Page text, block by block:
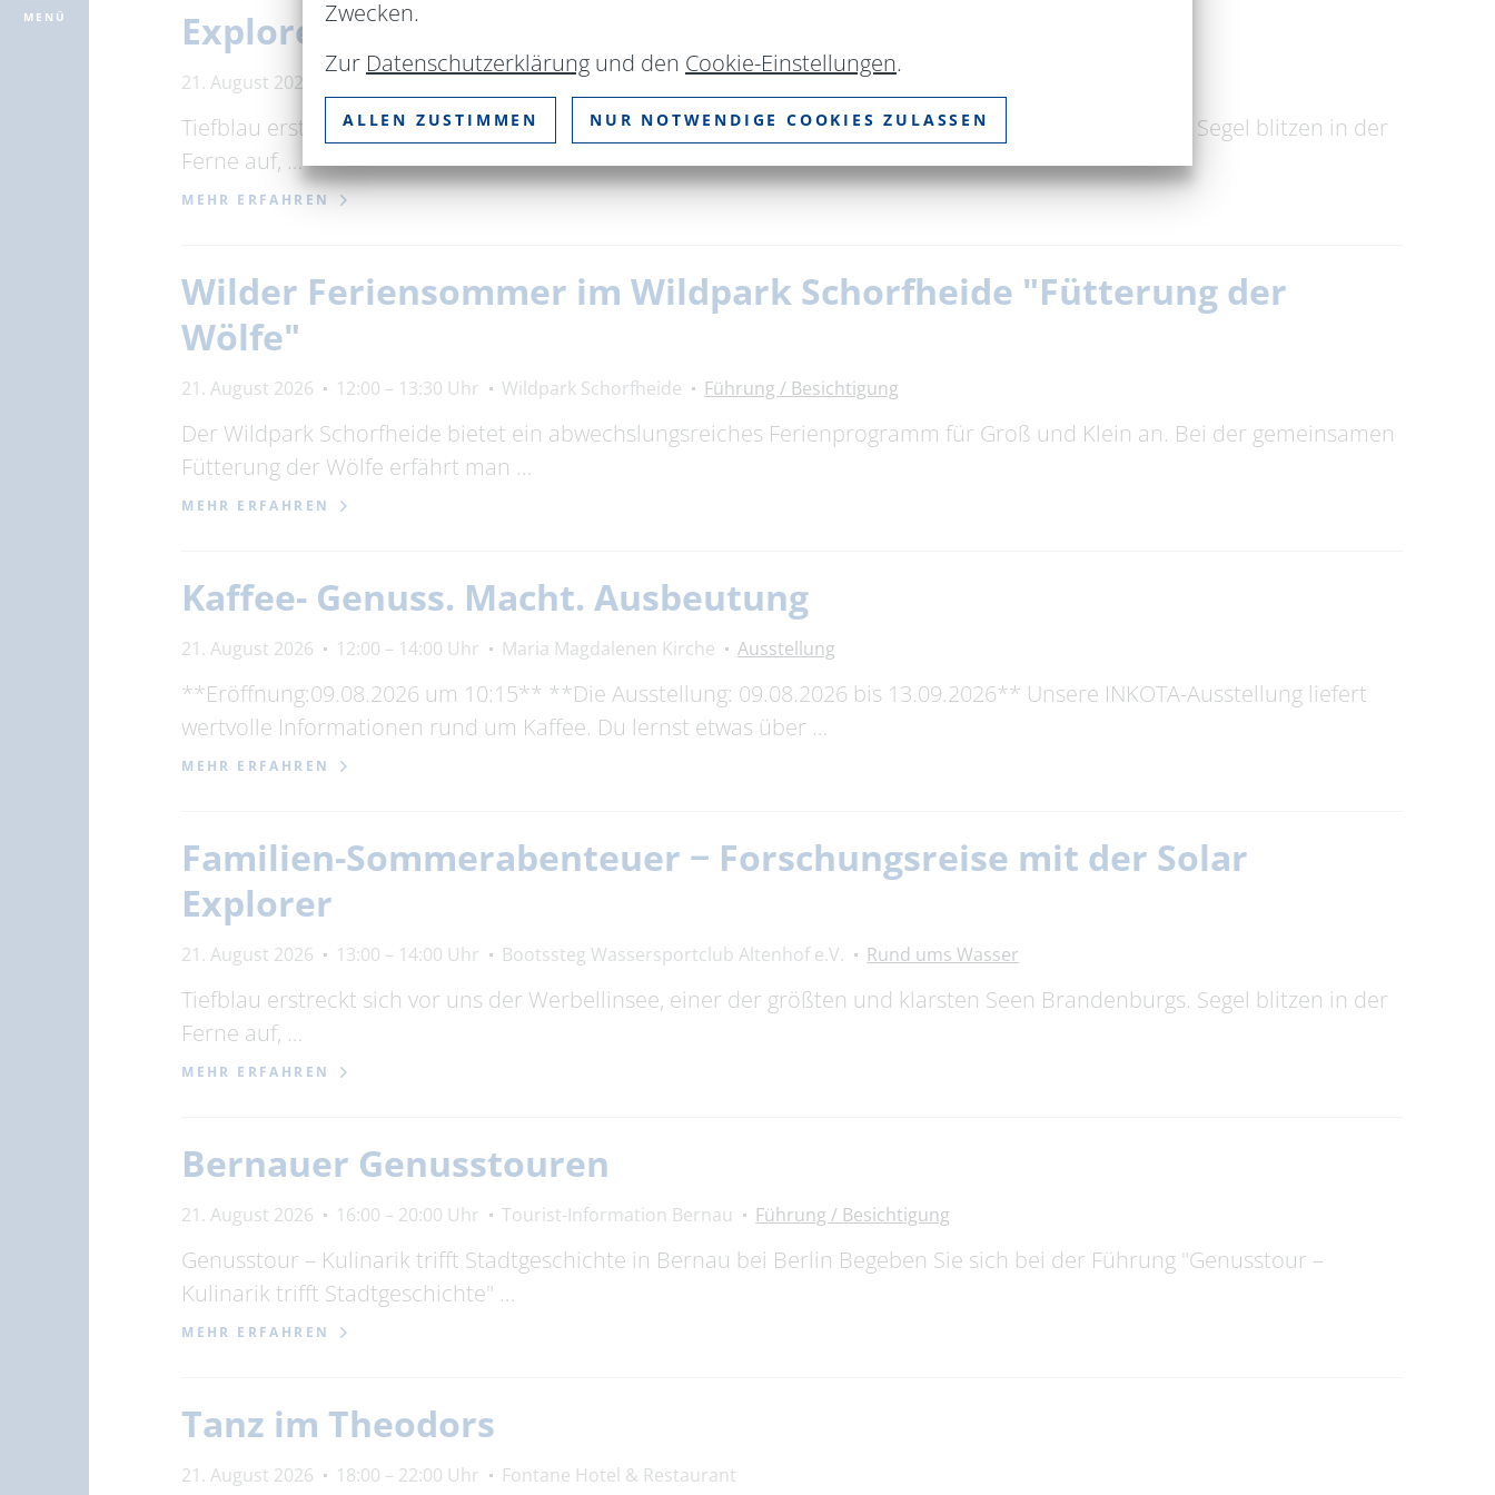
MENÜ
Explorer
21. August 2026 11:00 – 12:00 Uhr Bootssteg Wassersportclub Altenhof e.V. Rund ums Wasser
Tiefblau erstreckt sich vor uns der Werbellinsee, einer der größten und klarsten Seen Brandenburgs. Segel blitzen in der
Ferne auf, …
MEHR ERFAHREN
Wilder Feriensommer im Wildpark Schorfheide "Fütterung der
Wölfe"
21. August 2026 12:00 – 13:30 Uhr Wildpark Schorfheide Führung / Besichtigung
Der Wildpark Schorfheide bietet ein abwechslungsreiches Ferienprogramm für Groß und Klein an. Bei der gemeinsamen
Fütterung der Wölfe erfährt man …
MEHR ERFAHREN
Kaffee- Genuss. Macht. Ausbeutung
21. August 2026 12:00 – 14:00 Uhr Maria Magdalenen Kirche Ausstellung
**Eröffnung:09.08.2026 um 10:15** **Die Ausstellung: 09.08.2026 bis 13.09.2026** Unsere INKOTA-Ausstellung liefert
wertvolle Informationen rund um Kaffee. Du lernst etwas über …
MEHR ERFAHREN
Familien-Sommerabenteuer − Forschungsreise mit der Solar
Explorer
21. August 2026 13:00 – 14:00 Uhr Bootssteg Wassersportclub Altenhof e.V. Rund ums Wasser
Tiefblau erstreckt sich vor uns der Werbellinsee, einer der größten und klarsten Seen Brandenburgs. Segel blitzen in der
Ferne auf, …
MEHR ERFAHREN
Bernauer Genusstouren
21. August 2026 16:00 – 20:00 Uhr Tourist-Information Bernau Führung / Besichtigung
Genusstour – Kulinarik trifft Stadtgeschichte in Bernau bei Berlin Begeben Sie sich bei der Führung "Genusstour –
Kulinarik trifft Stadtgeschichte" …
MEHR ERFAHREN
Tanz im Theodors
21. August 2026 18:00 – 22:00 Uhr Fontane Hotel & Restaurant
Zwecken.
Zur Datenschutzerklärung und den Cookie-Einstellungen.
ALLEN ZUSTIMMEN NUR NOTWENDIGE COOKIES ZULASSEN